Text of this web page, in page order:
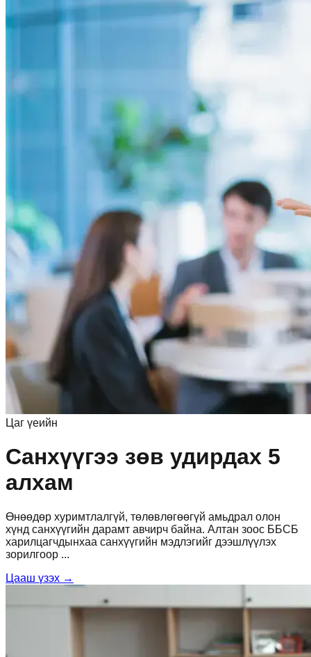
Цаг үеийн
Санхүүгээ зөв удирдах 5
алхам
Өнөөдөр хуримтлалгүй, төлөвлөгөөгүй амьдрал олон
хүнд санхүүгийн дарамт авчирч байна. Алтан зоос ББСБ
харилцагчдынхаа санхүүгийн мэдлэгийг дээшлүүлэх
зорилгоор ...
Цааш үзэх →